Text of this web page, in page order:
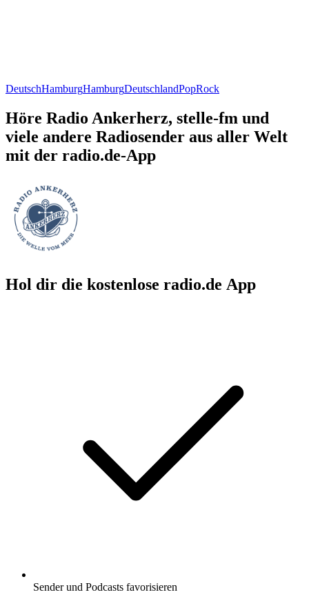
DeutschHamburgHamburgDeutschlandPopRock
Höre Radio Ankerherz, stelle-fm und
viele andere Radiosender aus aller Welt
mit der radio.de-App
Hol dir die kostenlose radio.de App
Sender und Podcasts favorisieren